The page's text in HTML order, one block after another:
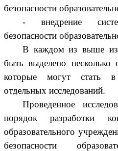
безопасности
- внедрение
безопасности
В каждом из выше
быть выделено несколько
которые могут стать
отдельных исследований.
Проведенное
порядок разработки
образовательного
безопасности